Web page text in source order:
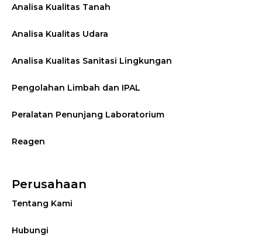
Analisa Kualitas Tanah
Analisa Kualitas Udara
Analisa Kualitas Sanitasi Lingkungan
Pengolahan Limbah dan IPAL
Peralatan Penunjang Laboratorium
Reagen
Perusahaan
Tentang Kami
Hubungi